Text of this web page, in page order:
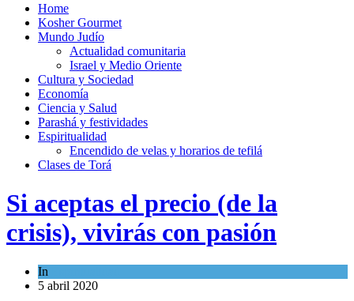
Home
Kosher Gourmet
Mundo Judío
Actualidad comunitaria
Israel y Medio Oriente
Cultura y Sociedad
Economía
Ciencia y Salud
Parashá y festividades
Espiritualidad
Encendido de velas y horarios de tefilá
Clases de Torá
Si aceptas el precio (de la
crisis), vivirás con pasión
In
5 abril 2020